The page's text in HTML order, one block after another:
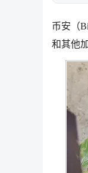
币安（
和其他